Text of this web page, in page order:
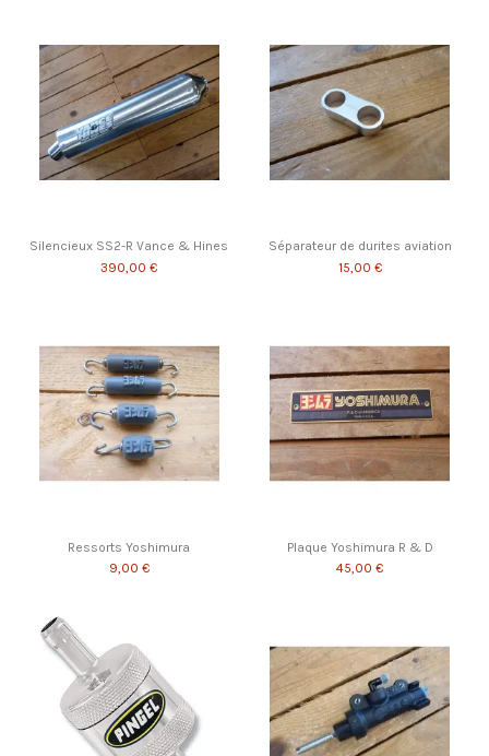
Silencieux SS2-R Vance & Hines
390,00 €
Séparateur de durites aviation
15,00 €
Ressorts Yoshimura
9,00 €
Plaque Yoshimura R & D
45,00 €